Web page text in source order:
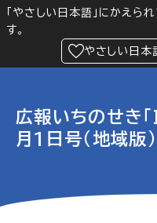
「やさしい日本語」にかえら
す。
やさしい日本
広報いちのせ
月1日号（地域版）